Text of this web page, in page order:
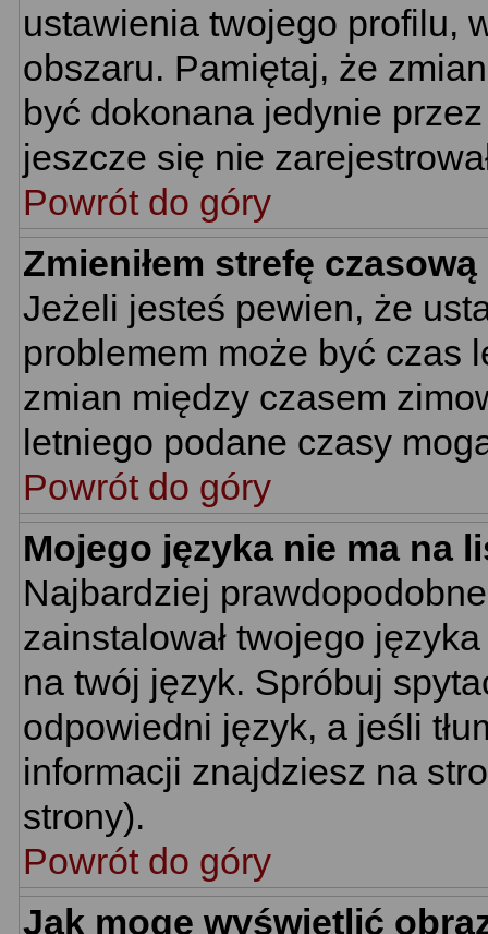
ustawienia twojego profilu,
obszaru. Pamiętaj, że
być dokonana jedynie
jeszcze się nie
Powrót do góry
Zmieniłem strefę
Jeżeli jesteś pewien, że
problemem może być czas
zmian między czasem
letniego podane czasy
Powrót do góry
Mojego języka nie ma na
Najbardziej
zainstalował twojego
na twój język. Spróbuj
odpowiedni język, a jeśli
informacji znajdziesz na
strony).
Powrót do góry
Jak mogę wyświetlić